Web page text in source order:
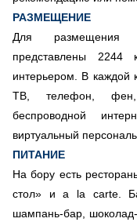
РАЗМЕЩЕНИЕ
Для размещения
представлены
интерьером. В каждой
ТВ, телефон, фен,
беспроводной
виртуальный
ПИТАНИЕ
На бору есть
стол» и a la carte.
шампань-бар,